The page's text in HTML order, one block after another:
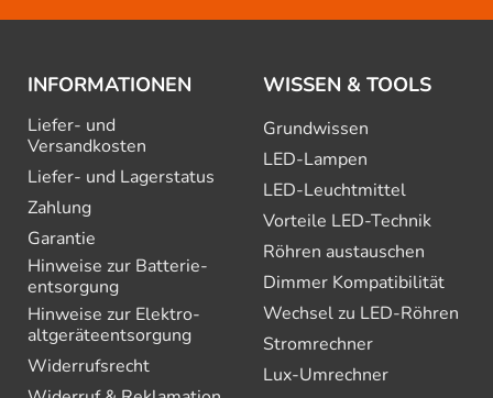
INFORMATIONEN
Liefer- und
Versandkosten
Liefer- und Lagerstatus
Zahlung
Garantie
Hinweise zur Batterie­
entsorgung
Hinweise zur Elektro­
altgeräte­entsorgung
Widerrufsrecht
WISSEN & TOOLS
Grundwissen
LED-Lampen
LED-Leuchtmittel
Vorteile LED-Technik
Röhren austauschen
Dimmer Kompatibilität
Wechsel zu LED-Röhren
Stromrechner
Lux-Umrechner